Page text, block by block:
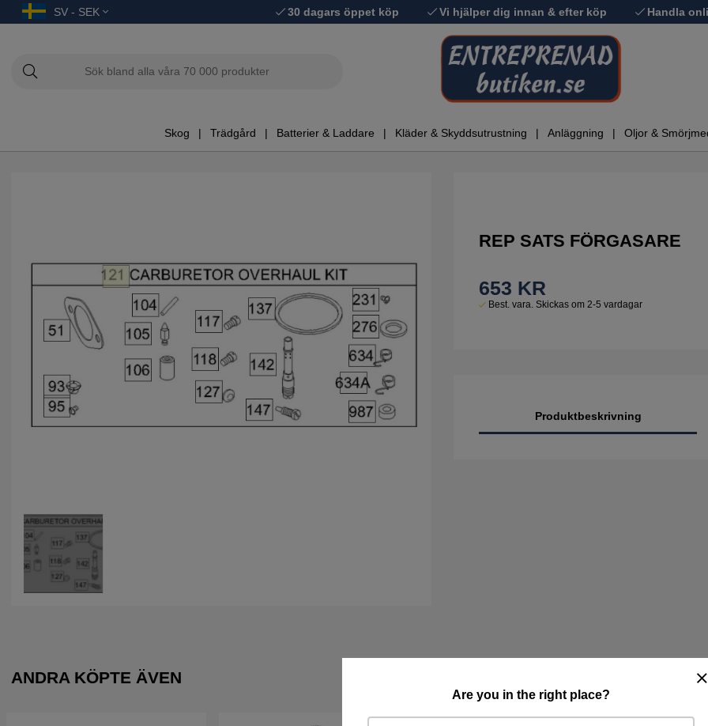
SV - SEK 30 dagars öppet köp Vi hjälper dig innan & efter köp Handla
Skog Trädgård Batterier & Laddare Kläder & Skyddsutrustning Anläggning Oljor &
Are you in the right place?
REP SATS FÖRGASARE
653 KR
Best. vara. Skickas om 2-5 vardagar
Produktbeskrivning
ANDRA KÖPTE ÄVEN